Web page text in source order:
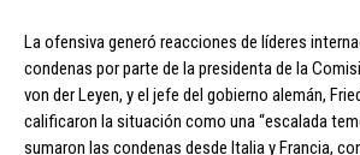
La ofensiva generó reacciones de líderes
condenas por parte de la presidenta de la
von der Leyen, y el jefe del gobierno alemán,
calificaron la situación como una “escalada
sumaron las condenas desde Italia y Francia,